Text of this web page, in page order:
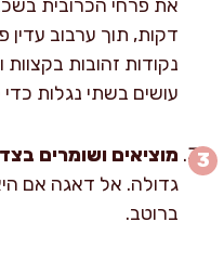
דקות, תוך ערבוב
נקודות זהובות בקצוות
עושים בשתי נגלות
מוציאים ושומרים
גדולה. אל דאגה אם
ברוטב.